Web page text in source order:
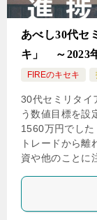
あべし30代セ
キ」 ～2023
FIREのキセキ
30代セミリタイ
う数値目標を設
1560万円でし
トレードから離
資や他のことに